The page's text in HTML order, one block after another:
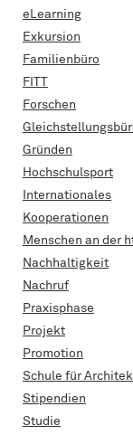
eLearning
Exkursion
Familienbüro
FITT
Forschen
Gründen
Hochschulsport
Internationales
Kooperationen
Menschen an der
Nachhaltigkeit
Nachruf
Praxisphase
Projekt
Promotion
Schule für
Stipendien
Studie